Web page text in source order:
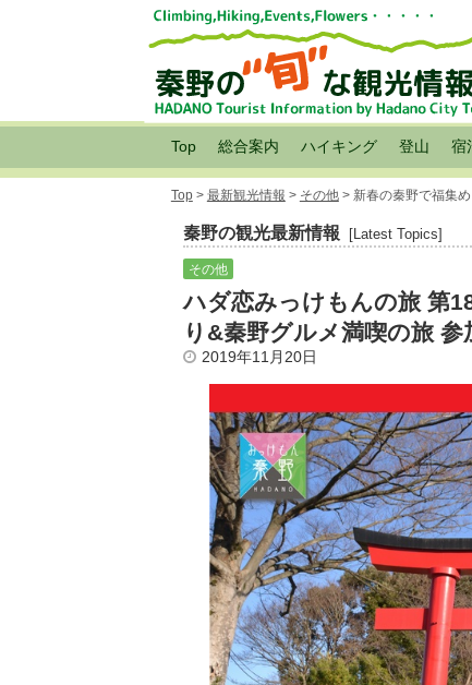
Top 総合案内 ハイキング 登山 宿
Top> 最新観光情報 > その他> 新春の秦野で福集
秦野の観光最新情報 [Latest Topics]
その他
ハダ恋みっけもんの旅 第
り&秦野グルメ満喫の旅 参
2019年11月20日